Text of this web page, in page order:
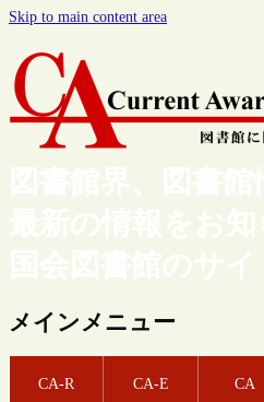
Skip to main content area
図書館界、図書
最新の情報をお
国会図書館のサイ
メインメニュー
CA-R CA-E CA